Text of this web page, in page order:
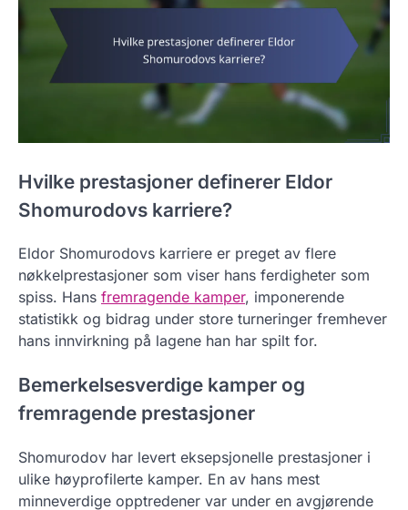
Hvilke prestasjoner definerer Eldor
Shomurodovs karriere?
Eldor Shomurodovs karriere er preget av flere
nøkkelprestasjoner som viser hans ferdigheter som
spiss. Hans fremragende kamper, imponerende
statistikk og bidrag under store turneringer fremhever
hans innvirkning på lagene han har spilt for.
Bemerkelsesverdige kamper og
fremragende prestasjoner
Shomurodov har levert eksepsjonelle prestasjoner i
ulike høyprofilerte kamper. En av hans mest
minneverdige opptredener var under en avgjørende